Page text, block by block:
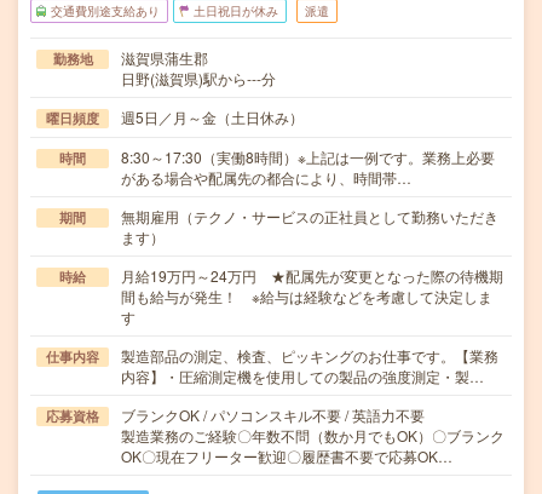
交通費別途支給あり 土日祝日が休み 派遣
勤務地
滋賀県蒲生郡
日野(滋賀県)駅から---分
曜日頻度 週5日／月～金（土日休み）
時間
8:30～17:30（実働8時間）※上記は一例です。業務上必要
がある場合や配属先の都合により、時間帯…
期間
無期雇用（テクノ・サービスの正社員として勤務いただき
ます）
時給
月給19万円～24万円 ★配属先が変更となった際の待機期
間も給与が発生！ ※給与は経験などを考慮して決定しま
す
仕事内容
製造部品の測定、検査、ピッキングのお仕事です。【業務
内容】・圧縮測定機を使用しての製品の強度測定・製…
応募資格
ブランクOK / パソコンスキル不要 / 英語力不要
製造業務のご経験〇年数不問（数か月でもOK）〇ブランク
OK〇現在フリーター歓迎〇履歴書不要で応募OK…